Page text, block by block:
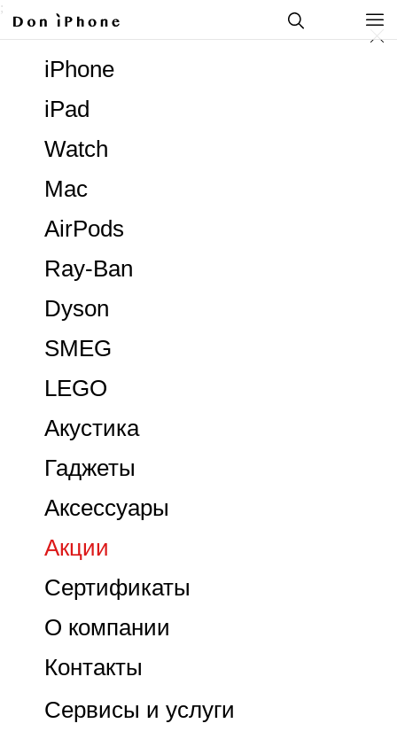
;
Контакты
О компании
Сертификаты
Акции
Аксессуары
Гаджеты
Акустика
Dyson
AirPods
Ray-Ban
LEGO
SMEG
Mac
Watch
iPad
iPhone
Сервисы и услуги